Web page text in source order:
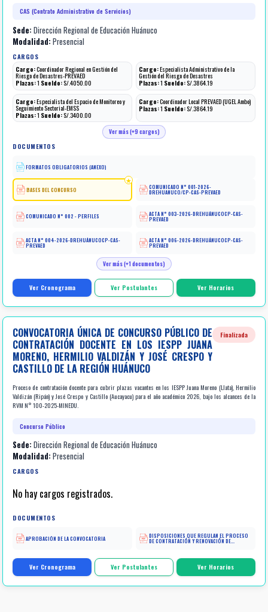
CAS (Contrato Administrativo de Servicios)
Sede: Dirección Regional de Educación Huánuco
Modalidad: Presencial
CARGOS
Cargo:Coordinador Regional en Gestión del
Riesgo de Desastres-PREVAED
Plazas:1 Sueldo: S/.4050.00
Cargo:Especialista Administrativo de la
Gestión del Riesgo de Desastres
Plazas:1 Sueldo: S/.3864.19
Cargo:Especialista del Espacio de Monitoreo y
Seguimiento Sectorial-EMSS
Plazas:1 Sueldo: S/.3400.00
Cargo:Coordinador Local PREVAED (UGEL Ambo)
Plazas:1 Sueldo: S/.3864.19
Ver más (+9 cargos)
DOCUMENTOS
FORMATOS OBLIGATORIOS (ANEXO)
BASES DEL CONCURSO COMUNICADO N° 001-2026-
DREHUANUCO/CP-CAS-PREVAED
COMUNICADO N° 002 - PERFILES ACTA N° 003-2026-DREHUÁNUCOCP-CAS-
PREVAED
ACTA N° 004-2026-DREHUÁNUCOCP-CAS-
PREVAED
ACTA N° 006-2026-DREHUÁNUCOCP-CAS-
PREVAED
Ver más (+1 documentos)
Ver Cronograma Ver Postulantes Ver Horarios
CONVOCATORIA ÚNICA DE CONCURSO PÚBLICO DE
CONTRATACIÓN DOCENTE EN LOS IESPP JUANA
MORENO, HERMILIO VALDIZÁN Y JOSÉ CRESPO Y
CASTILLO DE LA REGIÓN HUÁNUCO
Finalizada
Proceso de contratación docente para cubrir plazas vacantes en los IESPP Juana Moreno (Llata), Hermilio
Valdizán (Ripán) y José Crespo y Castillo (Aucayacu) para el año académico 2026, bajo los alcances de la
RVM N° 100-2025-MINEDU.
Concurso Público
Sede: Dirección Regional de Educación Huánuco
Modalidad: Presencial
CARGOS
No hay cargos registrados.
DOCUMENTOS
APROBACIÓN DE LA CONVOCATORIA DISPOSICIONES QUE REGULAN EL PROCESO
DE CONTRATACIÓN Y RENOVACIÓN DE
PEDAGÓGICA PÚBLICAS
Ver Cronograma Ver Postulantes Ver Horarios